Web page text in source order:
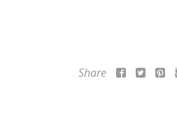
Share